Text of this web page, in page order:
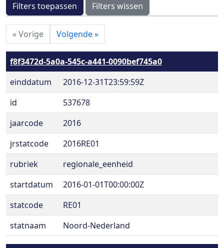
Filters toepassen Filters wissen
«Vorige Volgende»
f8f3472d-5a0a-545c-a441-0090bef745a0
einddatum
2016-12-31T23:59:59Z
id
537678
jaarcode
2016
jrstatcode
2016RE01
rubriek
regionale_eenheid
startdatum
2016-01-01T00:00:00Z
statcode
RE01
statnaam
Noord-Nederland